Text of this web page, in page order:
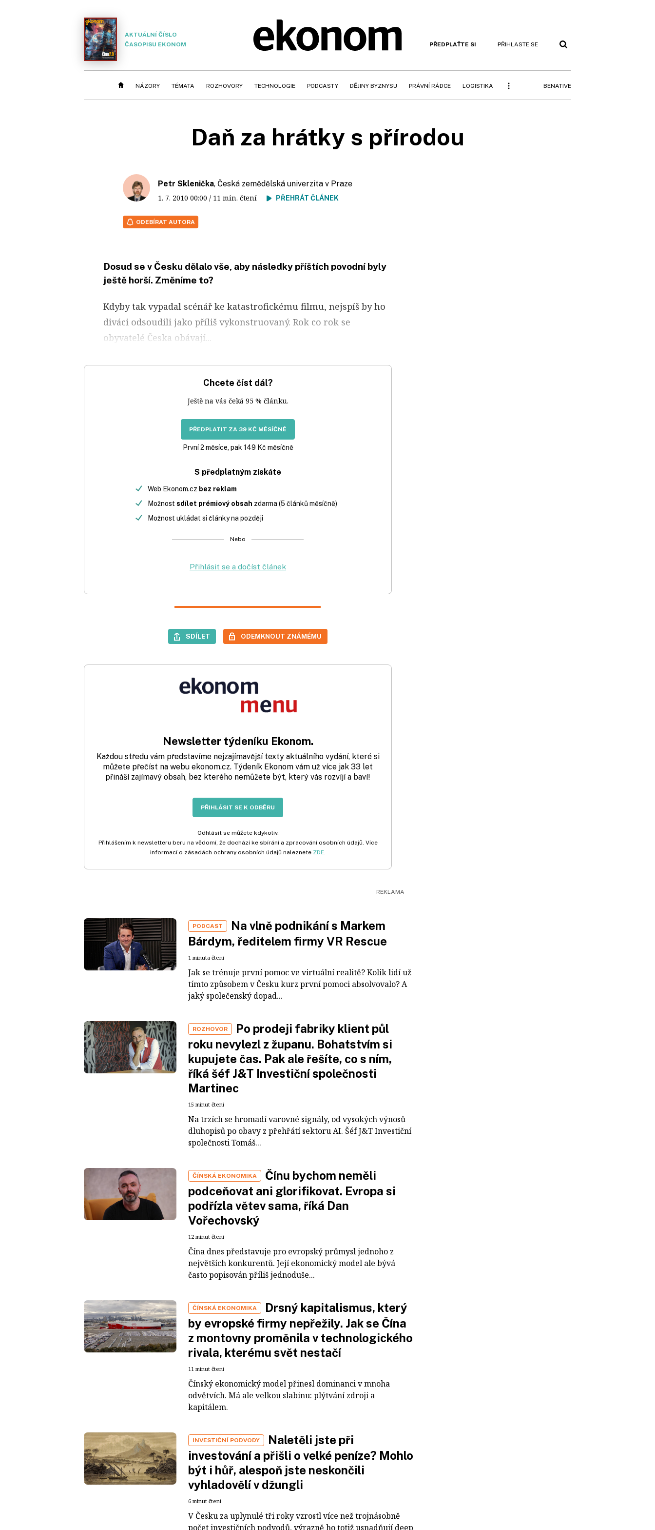
AKTUÁLNÍ ČÍSLO
ČASOPISU EKONOM
PŘEDPLAŤTE SI PŘIHLASTE SE
NÁZORY TÉMATA ROZHOVORY TECHNOLOGIE PODCASTY DĚJINY BYZNYSU PRÁVNÍ RÁDCE LOGISTIKA BENATIVE
Daň za hrátky s přírodou
Petr Sklenička, Česká zemědělská univerzita v Praze
1. 7. 2010 00:00 / 11 min. čtení PŘEHRÁT ČLÁNEK
ODEBÍRAT AUTORA
Dosud se v Česku dělalo vše, aby následky příštích povodní byly
ještě horší. Změníme to?
Kdyby tak vypadal scénář ke katastrofickému filmu, nejspíš by ho
diváci odsoudili jako příliš vykonstruovaný. Rok co rok se
obyvatelé Česka obávají...
Chcete číst dál?
Ještě na vás čeká 95 % článku.
PŘEDPLATIT ZA 39 KČ MĚSÍČNĚ
První 2 měsíce, pak 149 Kč měsíčně
S předplatným získáte
Web Ekonom.cz bez reklam
Možnost sdílet prémiový obsah zdarma (5 článků měsíčně)
Možnost ukládat si články na později
Nebo
Přihlásit se a dočíst článek
SDÍLET ODEMKNOUT ZNÁMÉMU
Newsletter týdeníku Ekonom.
Každou středu vám představíme nejzajímavější texty aktuálního vydání, které si
můžete přečíst na webu ekonom.cz. Týdeník Ekonom vám už více jak 33 let
přináší zajímavý obsah, bez kterého nemůžete být, který vás rozvíjí a baví!
PŘIHLÁSIT SE K ODBĚRU
Odhlásit se můžete kdykoliv.
Přihlášením k newsletteru beru na vědomí, že dochází ke sbírání a zpracování osobních údajů. Více
informací o zásadách ochrany osobních údajů naleznete ZDE.
PODCAST
Na vlně podnikání s Markem
Bárdym, ředitelem firmy VR Rescue
1 minuta čtení
Jak se trénuje první pomoc ve virtuální realitě? Kolik lidí už
tímto způsobem v Česku kurz první pomoci absolvovalo? A
jaký společenský dopad...
ROZHOVOR
Po prodeji fabriky klient půl
roku nevylezl z županu. Bohatstvím si
kupujete čas. Pak ale řešíte, co s ním,
říká šéf J&T Investiční společnosti
Martinec
15 minut čtení
Na trzích se hromadí varovné signály, od vysokých výnosů
dluhopisů po obavy z přehřátí sektoru AI. Šéf J&T Investiční
společnosti Tomáš...
ČÍNSKÁ EKONOMIKA
Čínu bychom neměli
podceňovat ani glorifikovat. Evropa si
podřízla větev sama, říká Dan
Vořechovský
12 minut čtení
Čína dnes představuje pro evropský průmysl jednoho z
největších konkurentů. Její ekonomický model ale bývá
často popisován příliš jednoduše...
ČÍNSKÁ EKONOMIKA
Drsný kapitalismus, který
by evropské firmy nepřežily. Jak se Čína
z montovny proměnila v technologického
rivala, kterému svět nestačí
11 minut čtení
Čínský ekonomický model přinesl dominanci v mnoha
odvětvích. Má ale velkou slabinu: plýtvání zdroji a
kapitálem.
INVESTIČNÍ PODVODY
Naletěli jste při
investování a přišli o velké peníze? Mohlo
být i hůř, alespoň jste neskončili
vyhladovělí v džungli
6 minut čtení
V Česku za uplynulé tři roky vzrostl více než trojnásobně
počet investičních podvodů, výrazně ho totiž usnadňují deep